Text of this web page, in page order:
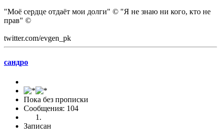
"Моё сердце отдаёт мои долги" © "Я не знаю ни кого, кто не
прав" ©
twitter.com/evgen_pk
сандро
Пока без прописки
Сообщения: 104
Записан